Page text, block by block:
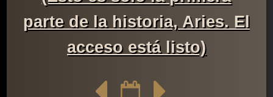
parte de la historia, Aries. El
acceso está listo)